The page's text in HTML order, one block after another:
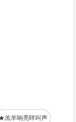
羔羊响亮咩叫声